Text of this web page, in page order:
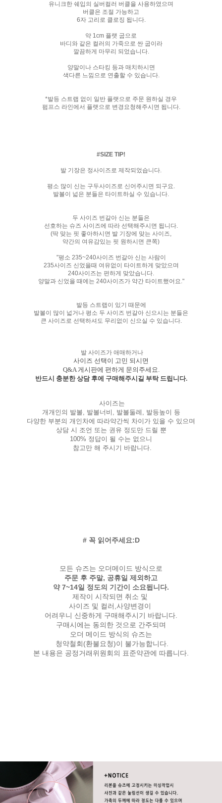
유니크한 쉐입의 실버컬러 버클을 사용하였으며
버클은 조절 가능하고
6자 고리로 클로징 됩니다.
약 1cm 플랫 굽으로
바디와 같은 컬러의 가죽으로 싼 굽이라
깔끔하게 마무리 되었습니다.
양말이나 스타킹 등과 매치하시면
색다른 느낌으로 연출할 수 있습니다.
*발등 스트랩 없이 일반 플랫으로 주문 원하실 경우
펌프스 라인에서 플랫으로 변경요청해주시면 됩니다.
#SIZE TIP!
발 기장은 정사이즈로 제작되었습니다.
평소 많이 신는 구두사이즈로 신어주시면 되구요.
발볼이 넓은 분들은 타이트하실 수 있습니다.
두 사이즈 번갈아 신는 분들은
선호하는 슈즈 사이즈에 따라 선택해주시면 됩니다.
(딱 맞는 핏 좋아하시면 발 기장에 맞는 사이즈,
약간의 여유감있는 핏 원하시면 큰쪽)
"평소 235~240사이즈 번갈아 신는 사람이
235사이즈 신었을때 여유없이 타이트하게 맞았으며
240사이즈는 편하게 맞았습니다.
양말과 신었을 때에는 240사이즈가 약간 타이트했어요."
발등 스트랩이 있기 때문에
발볼이 많이 넓거나 평소 두 사이즈 번갈아 신으시는 분들은
큰 사이즈로 선택하셔도 무리없이 신으실 수 있습니다.
발 사이즈가 애매하거나
사이즈 선택이 고민 되시면
Q&A 게시판에 편하게 문의주세요.
반드시 충분한 상담 후에 구매해주시길 부탁 드립니다.
사이즈는
개개인의 발볼, 발볼너비, 발볼둘레, 발등높이 등
다양한 부분의 개인차에 따라약간씩 차이가 있을 수 있으며
상담 시 조언 또는 권유 정도만 드릴 뿐
100% 정답이 될 수는 없으니
참고만 해 주시기 바랍니다.
# 꼭 읽어주세요:D
모든 슈즈는 오더메이드 방식으로
주문 후 주말, 공휴일 제외하고
약 7~14일 정도의 기간이 소요됩니다.
제작이 시작되면 취소 및
사이즈 및 컬러,사양변경이
어려우니 신중하게 구매해주시기 바랍니다.
구매시에는 동의한 것으로 간주되며
오더 메이드 방식의 슈즈는
청약철회(환불요청)이 불가능합니다.
본 내용은 공정거래위원회의 표준약관에 따릅니다.